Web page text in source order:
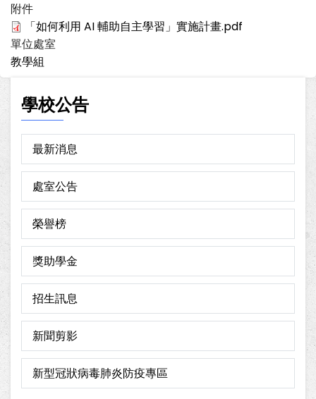
附件
「如何利用 AI 輔助自主學習」實施計畫.pdf
單位處室
教學組
學校公告
最新消息
處室公告
榮譽榜
獎助學金
招生訊息
新聞剪影
新型冠狀病毒肺炎防疫專區